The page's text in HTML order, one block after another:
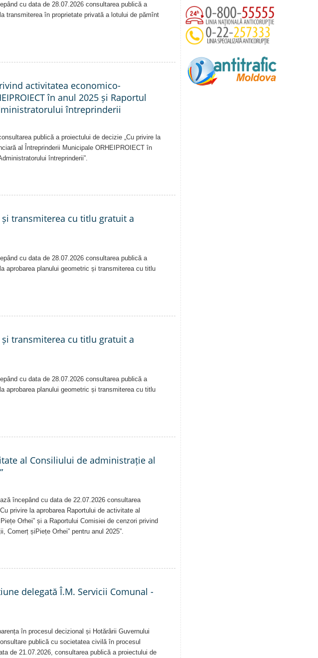
cu data de 28.07.2026 consultarea publică a
transmiterea în proprietate privată a lotului de pămînt
activitatea economico-
în anul 2025 și Raportul
întreprinderii
publică a proiectului de decizie „Cu privire la
al Întreprinderii Municipale ORHEIPROIECT în
întreprinderii”.
transmiterea cu titlu gratuit a
cu data de 28.07.2026 consultarea publică a
aprobarea planului geometric și transmiterea cu titlu
transmiterea cu titlu gratuit a
cu data de 28.07.2026 consultarea publică a
aprobarea planului geometric și transmiterea cu titlu
al Consiliului de administrație al
începând cu data de 22.07.2026 consultarea
privire la aprobarea Raportului de activitate al
Orhei” și a Raportului Comisiei de cenzori privind
Comerț șiPiețe Orhei” pentru anul 2025”.
delegată Î.M. Servicii Comunal -
în procesul decizional și Hotărârii Guvernului
publică cu societatea civilă în procesul
de 21.07.2026, consultarea publică a proiectului de